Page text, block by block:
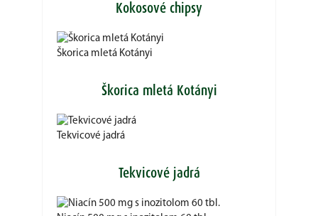
Kokosové chipsy
Škorica mletá Kotányi
Škorica mletá Kotányi
Tekvicové jadrá
Tekvicové jadrá